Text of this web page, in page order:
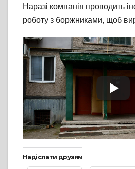
Наразі компанія проводить
роботу з боржниками, щоб
Надіслати друзям